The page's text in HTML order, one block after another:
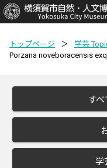
トップページ ＞ 学芸
Porzana noveboracensis
す
学